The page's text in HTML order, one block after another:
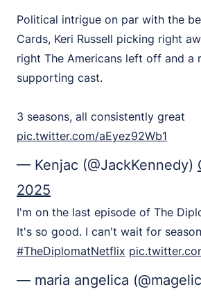
Political intrigue on par with the
Cards, Keri Russell picking right
right The Americans left off and a
supporting cast.
3 seasons, all consistently great
pic.twitter.com/aEyez92Wb1
— Kenjac (@JackKennedy)
2025
I'm on the last episode of The
It's so good. I can't wait for
#TheDiplomatNetflix
— maria angelica